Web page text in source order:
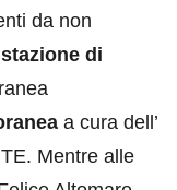
da non
di
a cura dell’
Mentre alle